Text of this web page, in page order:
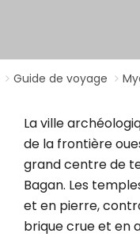
Guide de voyage
La ville
de la frontière
grand centre de
Bagan. Les
et en pierre,
brique crue et en